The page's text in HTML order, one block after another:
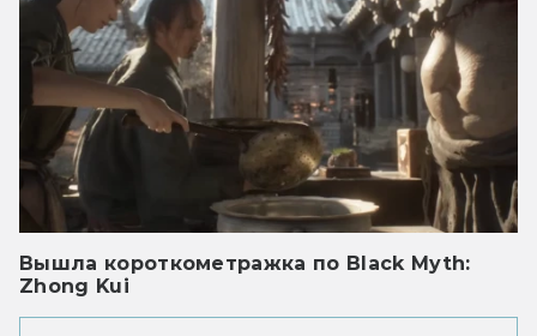
Вышла короткометражка по Black Myth:
Zhong Kui